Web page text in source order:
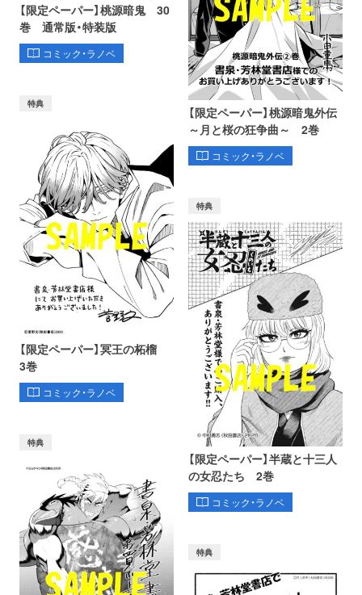
【限定ペーパー】桃源暗鬼 30
巻 通常版・特装版
コミック・ラノベ
【限定ペーパー】桃源暗鬼外伝
～月と桜の狂争曲～ 2巻
コミック・ラノベ
特典
【限定ペーパー】冥王の柘榴
3巻
コミック・ラノベ
特典
【限定ペーパー】半蔵と十三人
の女忍たち 2巻
コミック・ラノベ
特典
特典